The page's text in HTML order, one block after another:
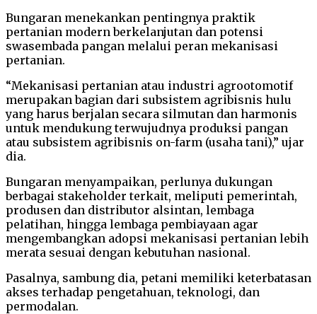
Bungaran menekankan pentingnya praktik
pertanian modern berkelanjutan dan potensi
swasembada pangan melalui peran mekanisasi
pertanian.
“Mekanisasi pertanian atau industri agrootomotif
merupakan bagian dari subsistem agribisnis hulu
yang harus berjalan secara silmutan dan harmonis
untuk mendukung terwujudnya produksi pangan
atau subsistem agribisnis on-farm (usaha tani),” ujar
dia.
Bungaran menyampaikan, perlunya dukungan
berbagai stakeholder terkait, meliputi pemerintah,
produsen dan distributor alsintan, lembaga
pelatihan, hingga lembaga pembiayaan agar
mengembangkan adopsi mekanisasi pertanian lebih
merata sesuai dengan kebutuhan nasional.
Pasalnya, sambung dia, petani memiliki keterbatasan
akses terhadap pengetahuan, teknologi, dan
permodalan.